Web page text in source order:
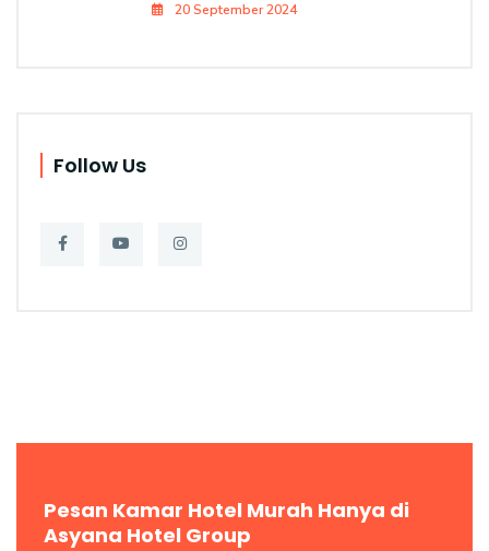
20 September 2024
Follow Us
Pesan Kamar Hotel Murah Hanya di
Asyana Hotel Group